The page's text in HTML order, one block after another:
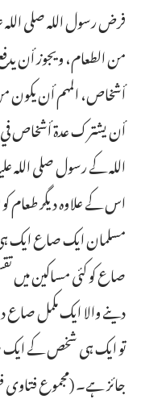
فرض رسول الله صلى الله
من الطعام، ويجوز أن
أشخاص، المهم أن يكون من
أن يشترك عدة أشخاص
اللہ کے رسول صلی اللہ
اس کے علاوہ دیگر طعام
مسلمان ایک صاع ایک
صاع کو کئی مساکین
دینے والا ایک مکمل
تو ایک ہی شخص کے ایک
جائز ہے۔ (مجموع فتاوى